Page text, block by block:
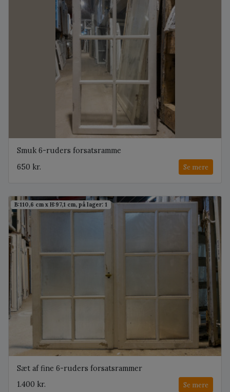
Smuk 6-ruders forsatsramme
650 kr.
Se mere
B:110,6 cm x H:97,1 cm, på lager: 1
Sæt af fine 6-ruders forsatsrammer
1.400 kr.
Se mere